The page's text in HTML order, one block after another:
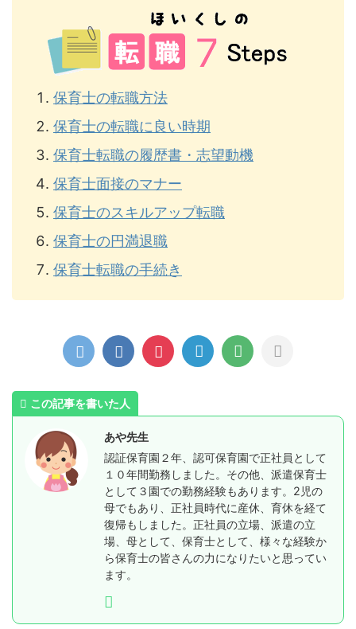
保育士の転職方法
保育士の転職に良い時期
保育士転職の履歴書・志望動機
保育士面接のマナー
保育士のスキルアップ転職
保育士の円満退職
保育士転職の手続き
この記事を書いた人
あや先生
認証保育園２年、認可保育園で正社員として
１０年間勤務しました。その他、派遣保育士
として３園での勤務経験もあります。2児の
母でもあり、正社員時代に産休、育休を経て
復帰もしました。正社員の立場、派遣の立
場、母として、保育士として、様々な経験か
ら保育士の皆さんの力になりたいと思ってい
ます。